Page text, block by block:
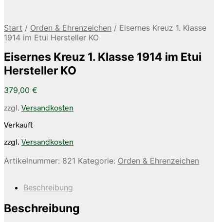
Start / Orden & Ehrenzeichen / Eisernes Kreuz 1. Klasse
1914 im Etui Hersteller KO
Eisernes Kreuz 1. Klasse 1914 im Etui
Hersteller KO
379,00 €
zzgl. Versandkosten
Verkauft
zzgl. Versandkosten
Artikelnummer: 821 Kategorie: Orden & Ehrenzeichen
Beschreibung
Beschreibung